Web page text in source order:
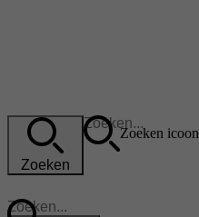
Zoeken
Zoeken icoon